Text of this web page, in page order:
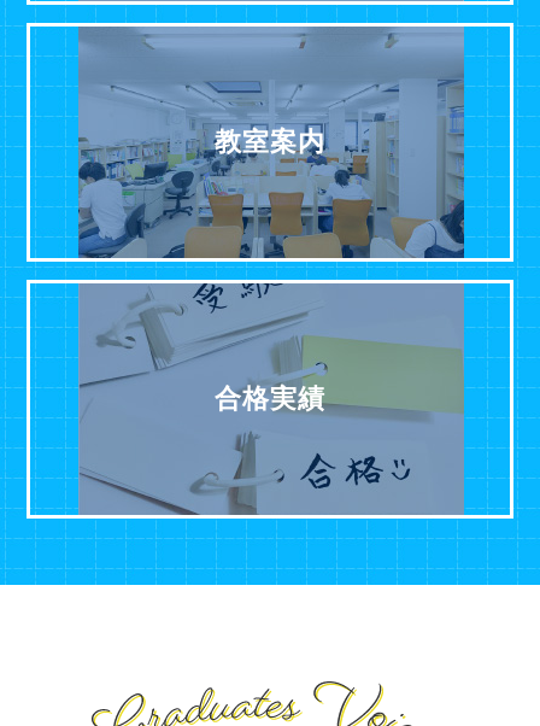
教室案内
合格実績